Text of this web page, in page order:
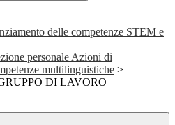
delle competenze STEM e
personale Azioni di
multilinguistiche >
DI LAVORO